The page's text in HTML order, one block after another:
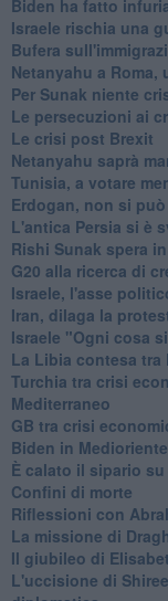
Biden ha fatto
Israele rischia una
Bufera
Netanyahu a
Per Sunak niente
Le persecuzioni ai
Le crisi post Brexit
Netanyahu saprà
Tunisia, a votare
Erdogan, non si
L'antica Persia si è
Rishi Sunak spera
G20 alla ricerca di
Israele, l'asse
Iran, dilaga la
Israele "Ogni cosa
La Libia contesa tra
Turchia tra crisi
Mediterraneo
GB tra crisi
Biden in
È calato il sipario
Confini di morte
Riflessioni con
La missione di
Il giubileo di
L'uccisione di